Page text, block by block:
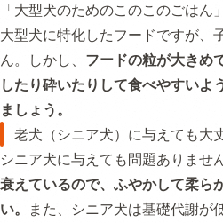
「大型犬のためのこのこのごは
大型犬に特化したフードですが、
ん。しかし、 フードの粒が大きめ
したり砕いたりして食べやすいよ
ましょう。
老犬（シニア犬）に与えても大
シニア犬に与えても問題ありませ
衰えているので、ふやかして柔ら
い。
また、シニア犬は基礎代謝が